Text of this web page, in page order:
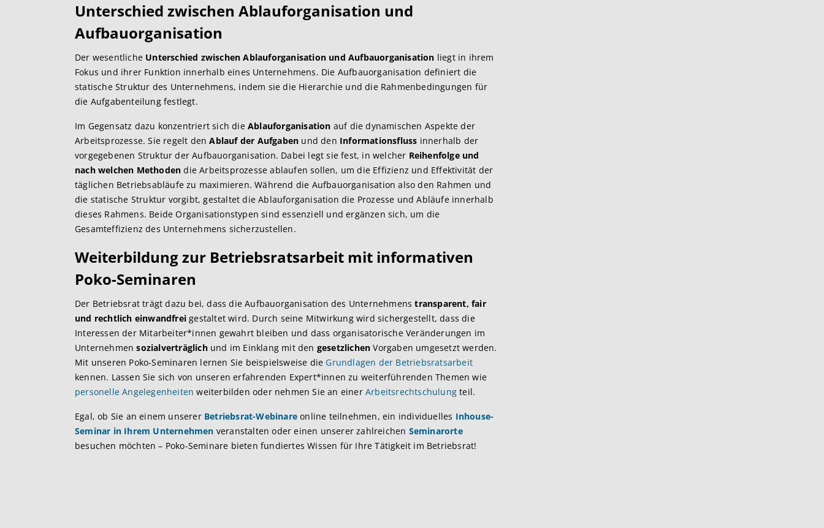
Unterschied zwischen Ablauforganisation und
Aufbauorganisation
Der wesentliche Unterschied zwischen Ablauforganisation und Aufbauorganisation liegt in ihrem
Fokus und ihrer Funktion innerhalb eines Unternehmens. Die Aufbauorganisation definiert die
statische Struktur des Unternehmens, indem sie die Hierarchie und die Rahmenbedingungen für
die Aufgabenteilung festlegt.
Im Gegensatz dazu konzentriert sich die Ablauforganisation auf die dynamischen Aspekte der
Arbeitsprozesse. Sie regelt denAblauf der Aufgaben und den Informationsfluss innerhalb der
vorgegebenen Struktur der Aufbauorganisation. Dabei legt sie fest, in welcher Reihenfolge und
nach welchen Methoden die Arbeitsprozesse ablaufen sollen, um die Effizienz und Effektivität der
täglichen Betriebsabläufe zu maximieren. Während die Aufbauorganisation also den Rahmen und
die statische Struktur vorgibt, gestaltet die Ablauforganisation die Prozesse und Abläufe innerhalb
dieses Rahmens. Beide Organisationstypen sind essenziell und ergänzen sich, um die
Gesamteffizienz des Unternehmens sicherzustellen.
Weiterbildung zur Betriebsratsarbeit mit informativen
Poko-Seminaren
Der Betriebsrat trägt dazu bei, dass die Aufbauorganisation des Unternehmenstransparent, fair
und rechtlich einwandfrei gestaltet wird. Durch seine Mitwirkung wird sichergestellt, dass die
Interessen der Mitarbeiter*innen gewahrt bleiben und dass organisatorische Veränderungen im
Unternehmensozialverträglichund im Einklang mit den gesetzlichen Vorgaben umgesetzt werden.
Mit unseren Poko-Seminaren lernen Sie beispielsweise die Grundlagen der Betriebsratsarbeit
kennen. Lassen Sie sich von unseren erfahrenden Expert*innen zu weiterführenden Themen wie
personelle Angelegenheiten weiterbilden oder nehmen Sie an einerArbeitsrechtschulung teil.
Egal, ob Sie an einem unserer Betriebsrat-Webinare online teilnehmen, ein individuelles Inhouse-
Seminar in Ihrem Unternehmen veranstalten oder einen unserer zahlreichen Seminarorte
besuchen möchten – Poko-Seminare bieten fundiertes Wissen für Ihre Tätigkeit im Betriebsrat!